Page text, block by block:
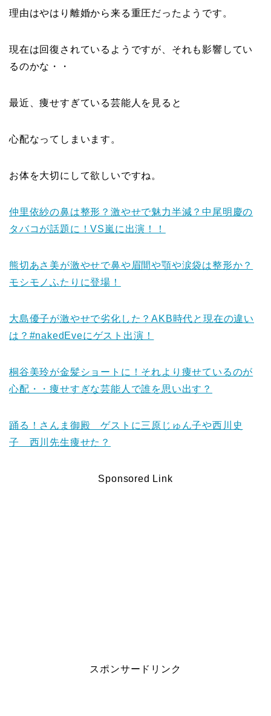
理由はやはり離婚から来る重圧だったようです。
現在は回復されているようですが、それも影響してい
るのかな・・
最近、痩せすぎている芸能人を見ると
心配なってしまいます。
お体を大切にして欲しいですね。
仲里依紗の鼻は整形？激やせで魅力半減？中尾明慶の
タバコが話題に！VS嵐に出演！！
熊切あさ美が激やせで鼻や眉間や顎や涙袋は整形か？
モシモノふたりに登場！
大島優子が激やせで劣化した？AKB時代と現在の違い
は？#nakedEveにゲスト出演！
桐谷美玲が金髪ショートに！それより痩せているのが
心配・・痩せすぎな芸能人で誰を思い出す？
踊る！さんま御殿 ゲストに三原じゅん子や西川史
子 西川先生痩せた？
Sponsored Link
スポンサードリンク